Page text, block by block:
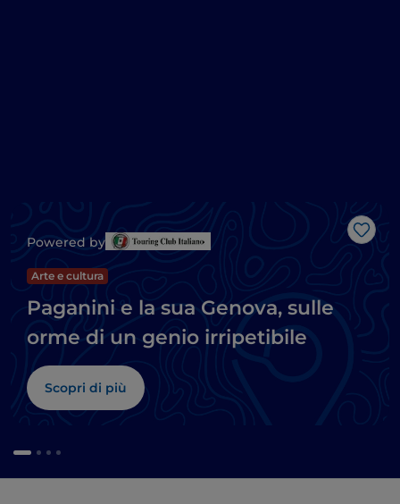
Like
Powered by
Arte e cultura
Paganini e la sua Genova, sulle
orme di un genio irripetibile
Scopri di più